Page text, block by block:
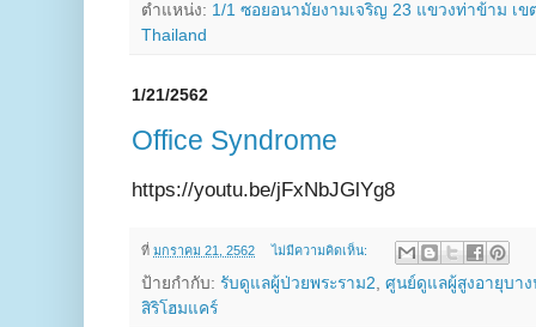
ตำแหน่ง: 1/1 ซอยอนามัยงามเจริญ 23 แขวงท่าข้าม เข
Thailand
1/21/2562
Office Syndrome
https://youtu.be/jFxNbJGlYg8
ที่ มกราคม 21, 2562 ไม่มีความคิดเห็น:
ป้ายกำกับ: รับดูแลผู้ป่วยพระราม2 ศูนย์ดูแลผู้สูงอายุบาง
สิริโฮมแคร์